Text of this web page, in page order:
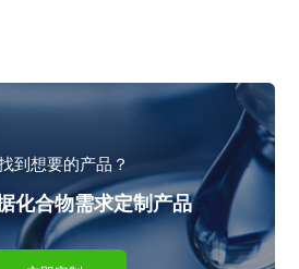
到想要的产品？
化合物需求定制产品